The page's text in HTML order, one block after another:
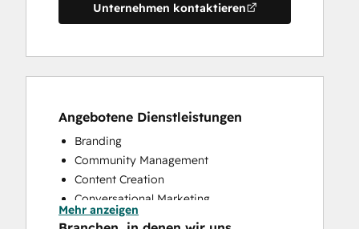
Unternehmen kontaktieren
Angebotene Dienstleistungen
Branding
Community Management
Content Creation
Conversational Marketing
CRM Implementation
Mehr anzeigen